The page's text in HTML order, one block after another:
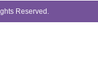
Reserved.